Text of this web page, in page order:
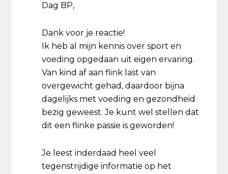
Dag BP,
Dank voor je reactie!
Ik heb al mijn kennis over sport en
voeding opgedaan uit eigen ervaring.
Van kind af aan flink last van
overgewicht gehad, daardoor bijna
dagelijks met voeding en gezondheid
bezig geweest. Je kunt wel stellen dat
dit een flinke passie is geworden!
Je leest inderdaad heel veel
tegenstrijdige informatie op het